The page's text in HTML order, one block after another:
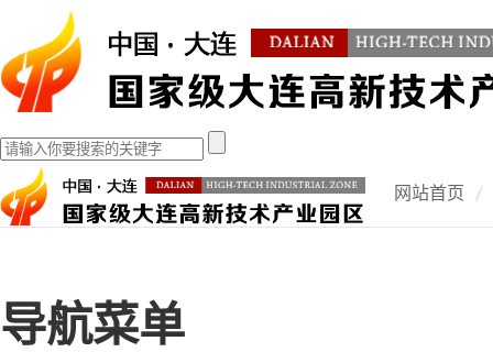
网站首页
导航菜单